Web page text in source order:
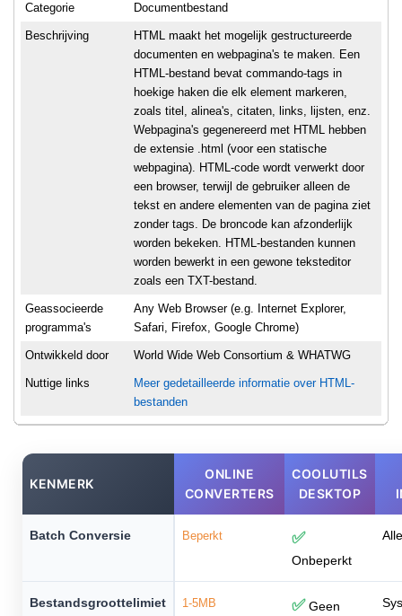
Categorie Documentbestand
Beschrijving
HTML maakt het mogelijk gestructureerde
documenten en webpagina's te maken. Een
HTML-bestand bevat commando-tags in
hoekige haken die elk element markeren,
zoals titel, alinea's, citaten, links, lijsten, enz.
Webpagina's gegenereerd met HTML hebben
de extensie .html (voor een statische
webpagina). HTML-code wordt verwerkt door
een browser, terwijl de gebruiker alleen de
tekst en andere elementen van de pagina ziet
zonder tags. De broncode kan afzonderlijk
worden bekeken. HTML-bestanden kunnen
worden bewerkt in een gewone teksteditor
zoals een TXT-bestand.
Geassocieerde
programma's
Any Web Browser (e.g. Internet Explorer,
Safari, Firefox, Google Chrome)
Ontwikkeld door World Wide Web Consortium & WHATWG
Nuttige links
Meer gedetailleerde informatie over HTML-
bestanden
KENMERK
ONLINE
CONVERTERS
COOLUTILS
DESKTOP
Batch Conversie Beperkt ✅
Onbeperkt
Bestandsgroottelimiet 1-5MB ✅Geen